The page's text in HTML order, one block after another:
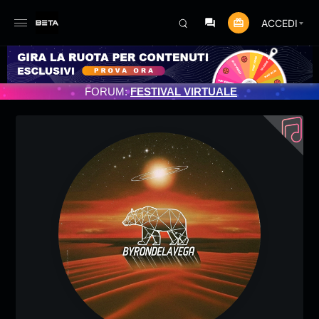
ACCEDI
PROGRAMMATO 3/07/2025
FORUM:FESTIVAL VIRTUALE